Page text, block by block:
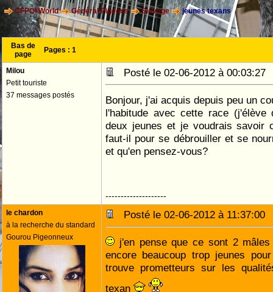
CFPOI World Général Pigeons Elevage jeunes texans
Bas de
page
Pages : 1
Milou
Petit touriste
37 messages postés
Posté le 02-06-2012 à
Bonjour, j'ai acquis depuis peu un
l'habitude avec cette race (j'élève
deux jeunes et je voudrais savoir
faut-il pour se débrouiller et se
et qu'en pensez-vous?
--------------------
le chardon
à la recherche du standard
Gourou Pigeonneux
Posté le 02-06-2012 à
j'en pense que ce sont 2
encore beaucoup trop jeunes
trouve prometteurs sur les
texan